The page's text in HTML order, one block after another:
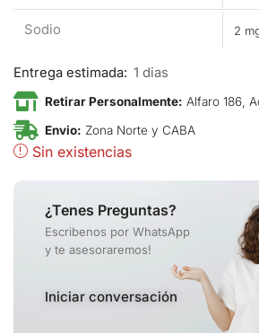
Sodio 2
Entrega estimada: 1 dias
Retirar Personalmente: Alfaro 186,
Envio: Zona Norte y CABA
Sin existencias
¿Tenes Preguntas?
Escribenos por WhatsApp
y te asesoraremos!
Iniciar conversación